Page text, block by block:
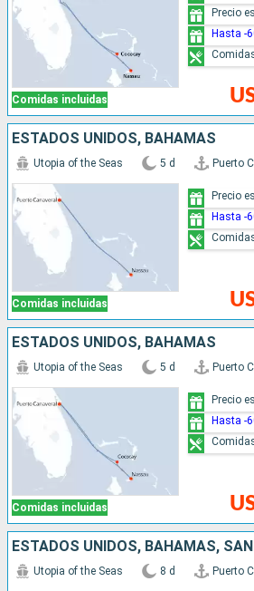
Comidas incluidas
Precio
Hasta -
ESTADOS UNIDOS, BAHAMAS
Comidas incluidas
Utopia of the Seas 5 d Puerto
Precio
Hasta -
ESTADOS UNIDOS, BAHAMAS
Comidas incluidas
Utopia of the Seas 5 d Puerto
Precio
Hasta -
Utopia of the Seas 8 d Puerto